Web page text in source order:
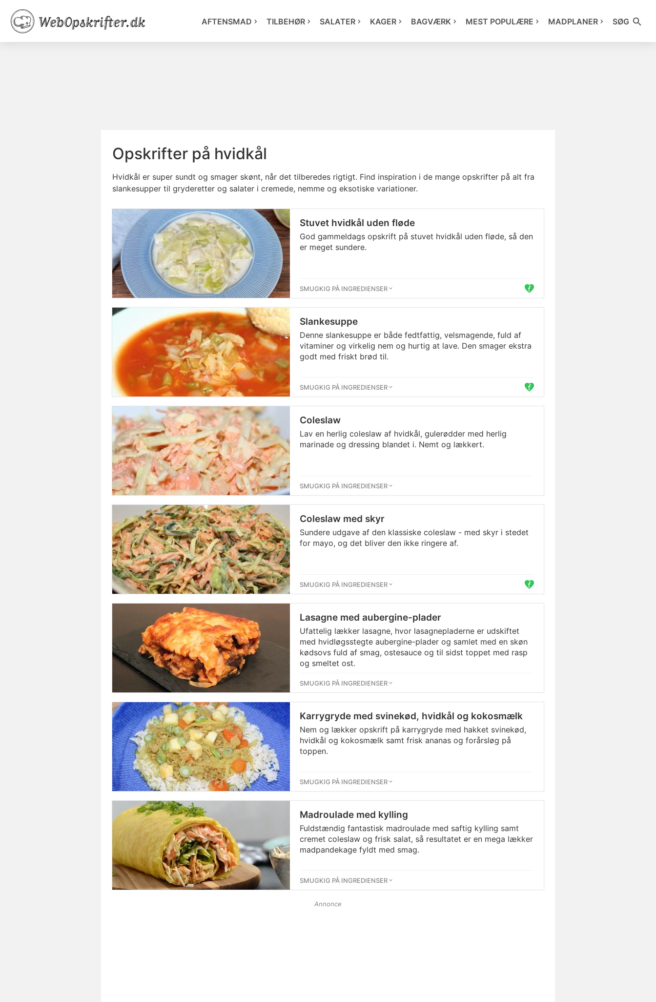
AFTENSMAD TILBEHØR SALATER KAGER BAGVÆRK MEST POPULÆRE MADPLANER SØG
Opskrifter på hvidkål
Hvidkål er super sundt og smager skønt, når det tilberedes rigtigt. Find inspiration i de mange opskrifter på alt fra
slankesupper til gryderetter og salater i cremede, nemme og eksotiske variationer.
Stuvet hvidkål uden fløde
God gammeldags opskrift på stuvet hvidkål uden fløde, så den
er meget sundere.
SMUGKIG PÅ INGREDIENSER
Slankesuppe
Denne slankesuppe er både fedtfattig, velsmagende, fuld af
vitaminer og virkelig nem og hurtig at lave. Den smager ekstra
godt med friskt brød til.
SMUGKIG PÅ INGREDIENSER
Coleslaw
Lav en herlig coleslaw af hvidkål, gulerødder med herlig
marinade og dressing blandet i. Nemt og lækkert.
SMUGKIG PÅ INGREDIENSER
Coleslaw med skyr
Sundere udgave af den klassiske coleslaw - med skyr i stedet
for mayo, og det bliver den ikke ringere af.
SMUGKIG PÅ INGREDIENSER
Lasagne med aubergine-plader
Ufattelig lækker lasagne, hvor lasagnepladerne er udskiftet
med hvidløgsstegte aubergine-plader og samlet med en skøn
kødsovs fuld af smag, ostesauce og til sidst toppet med rasp
og smeltet ost.
SMUGKIG PÅ INGREDIENSER
Karrygryde med svinekød, hvidkål og kokosmælk
Nem og lækker opskrift på karrygryde med hakket svinekød,
hvidkål og kokosmælk samt frisk ananas og forårsløg på
toppen.
SMUGKIG PÅ INGREDIENSER
Madroulade med kylling
Fuldstændig fantastisk madroulade med saftig kylling samt
cremet coleslaw og frisk salat, så resultatet er en mega lækker
madpandekage fyldt med smag.
SMUGKIG PÅ INGREDIENSER
Annonce